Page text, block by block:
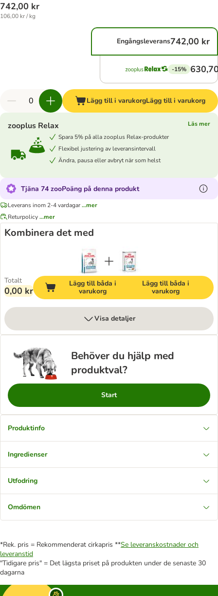
742,00 kr
106,00 kr / kg
Engångsleverans742,00 kr
-15%
Lägg till i varukorgLägg till i varukorg
zooplus Relax
Läs mer
Spara 5% på alla zooplus Relax-produkter
Flexibel justering av leveransintervall
Ändra, pausa eller avbryt när som helst
Tjäna 74 zooPoäng på denna produkt
Leverans inom 2-4 vardagar...mer
Returpolicy...mer
Kombinera det med
Totalt
0,00 kr
Lägg till båda i
varukorg
Lägg till båda i
varukorg
Visa detaljer
Behöver du hjälp med
produktval?
Start
Produktinfo
Ingredienser
Utfodring
Omdömen
*Rek. pris = Rekommenderat cirkapris **Se leveranskostnader och
leveranstid
"Tidigare pris" = Det lägsta priset på produkten under de senaste 30
dagarna